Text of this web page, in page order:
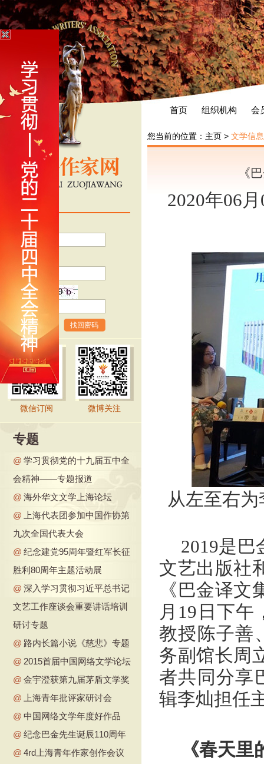
首页 组织机构 会
密 码
验证码
找回密码
微信订阅 微博关注
专题
@ 学习贯彻党的十九届五中全
会精神——专题报道
@ 海外华文文学上海论坛
@
上海代表团参加中国作协第
九次全国代表大会
@ 纪念建党95周年暨红军长征
胜利80周年主题活动展
@ 深入学习贯彻习近平总书记
文艺工作座谈会重要讲话培训
研讨专题
@ 路内长篇小说《慈悲》专题
@ 2015首届中国网络文学论坛
@ 金宇澄获第九届茅盾文学奖
@
上海青年批评家研讨会
@ 中国网络文学年度好作品
@ 纪念巴金先生诞辰110周年
@ 4rd上海青年作家创作会议
您当前的位置： 主页 > 文学信息
《
2020年06
从左至右
2019是巴
文艺出版社
《巴金译
月19日下
教授陈子善
务副馆长周
者共同分享
辑李灿担任
《春天